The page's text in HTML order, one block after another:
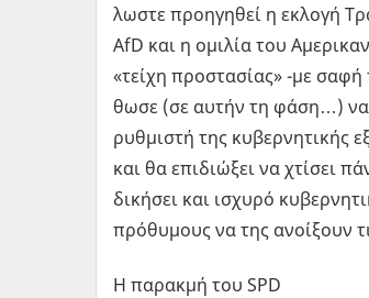
λω­στε προη­γη­θεί η εκλο­γή
AfD και η ομι­λία του
«τείχη προ­στα­σί­ας» -με
θω­σε (σε αυτήν τη φάση…) να
ρυθ­μι­στή της κυ­βερ­νη­τι­κής
και θα επι­διώ­ξει να χτί­σει
δι­κή­σει και ισχυ­ρό
πρό­θυ­μους να της ανοί­ξουν
Η πα­ρακ­μή του SPD